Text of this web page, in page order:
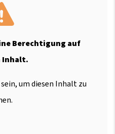
Berechtigung auf
Inhalt.
um diesen Inhalt zu